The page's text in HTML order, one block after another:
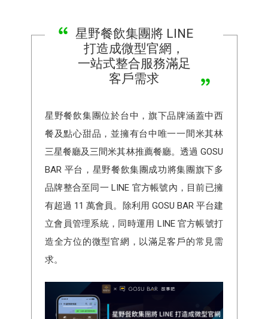
星野餐飲集團將 LINE
打造成微型官網，
一站式整合服務滿足
客戶需求
星野餐飲集團位於台中，旗下品牌涵蓋中西
餐及點心甜品，並擁有台中唯一一間米其林
三星餐廳及三間米其林推薦餐廳。透過 GOSU
BAR 平台，星野餐飲集團成功將集團旗下多
品牌整合至同一 LINE 官方帳號內，目前已擁
有超過 11 萬會員。除利用 GOSU BAR 平台建
立會員管理系統，同時運用 LINE 官方帳號打
造全方位的微型官網，以滿足客戶的常見需
求。